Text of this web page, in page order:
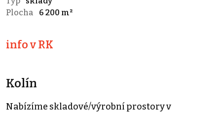
Plocha
6 200 m²
info v RK
Kolín
Nabízíme skladové/výrobní prostory v